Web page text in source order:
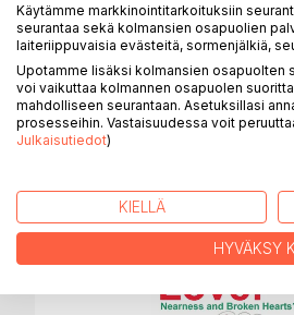
Vi behöver fungerande
hjälp är det möjligt att
Läs mer om Alkuajatus
LISÄÄ
Käytämme markkinointitarkoituksiin
seurantaa sekä kolmansien osapuolien
laiteriippuvaisia evästeitä, sormenjälkiä,
Upotamme lisäksi kolmansien osapuolten
voi vaikuttaa kolmannen osapuolen
mahdolliseen seurantaan. Asetuksillasi
prosesseihin. Vastaisuudessa voit
Julkaisutiedot)
KIELLÄ
HYVÄKSY